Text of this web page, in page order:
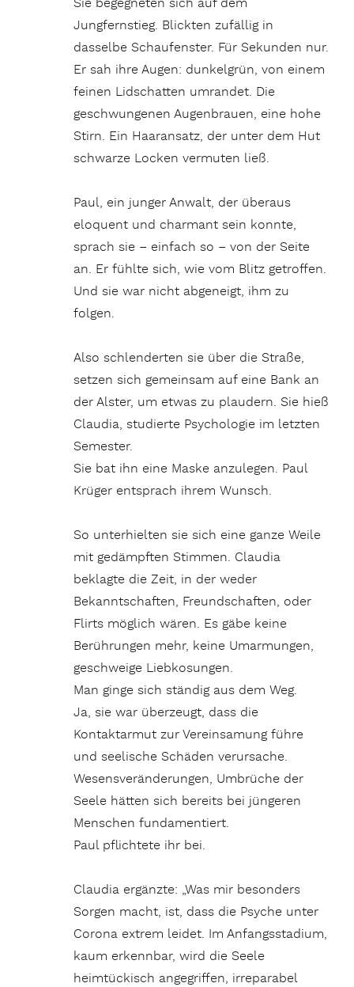
Sie begegneten sich auf dem
Jungfernstieg. Blickten zufällig in
dasselbe Schaufenster. Für Sekunden nur.
Er sah ihre Augen: dunkelgrün, von einem
feinen Lidschatten umrandet. Die
geschwungenen Augenbrauen, eine hohe
Stirn. Ein Haaransatz, der unter dem Hut
schwarze Locken vermuten ließ.
Paul, ein junger Anwalt, der überaus
eloquent und charmant sein konnte,
sprach sie – einfach so – von der Seite
an. Er fühlte sich, wie vom Blitz getroffen.
Und sie war nicht abgeneigt, ihm zu
folgen.
Also schlenderten sie über die Straße,
setzen sich gemeinsam auf eine Bank an
der Alster, um etwas zu plaudern. Sie hieß
Claudia, studierte Psychologie im letzten
Semester.
Sie bat ihn eine Maske anzulegen. Paul
Krüger entsprach ihrem Wunsch.
So unterhielten sie sich eine ganze Weile
mit gedämpften Stimmen. Claudia
beklagte die Zeit, in der weder
Bekanntschaften, Freundschaften, oder
Flirts möglich wären. Es gäbe keine
Berührungen mehr, keine Umarmungen,
geschweige Liebkosungen.
Man ginge sich ständig aus dem Weg.
Ja, sie war überzeugt, dass die
Kontaktarmut zur Vereinsamung führe
und seelische Schäden verursache.
Wesensveränderungen, Umbrüche der
Seele hätten sich bereits bei jüngeren
Menschen fundamentiert.
Paul pflichtete ihr bei.
Claudia ergänzte: „Was mir besonders
Sorgen macht, ist, dass die Psyche unter
Corona extrem leidet. Im Anfangsstadium,
kaum erkennbar, wird die Seele
heimtückisch angegriffen, irreparabel